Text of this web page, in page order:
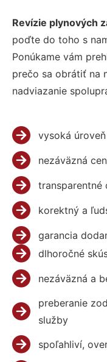
Revízie plynových
poďte do toho s
Ponúkame vám
prečo sa obrátiť na
nadviazanie
vysoká
nezáväzná
korektný a
garancia
dlhoročné
nezáväzná a
preberanie
služby
spoľahliví,